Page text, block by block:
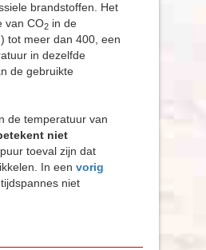
brandstoffen. Het
van CO2in de
tot meer dan 400, een
in dezelfde
de gebruikte
de temperatuur van
niet
toeval zijn dat
In een vorig
niet